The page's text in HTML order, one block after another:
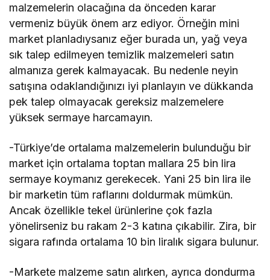
malzemelerin olacağına da önceden karar
vermeniz büyük önem arz ediyor. Örneğin mini
market planladıysanız eğer burada un, yağ veya
sık talep edilmeyen temizlik malzemeleri satın
almanıza gerek kalmayacak. Bu nedenle neyin
satışına odaklandığınızı iyi planlayın ve dükkanda
pek talep olmayacak gereksiz malzemelere
yüksek sermaye harcamayın.
-Türkiye’de ortalama malzemelerin bulunduğu bir
market için ortalama toptan mallara 25 bin lira
sermaye koymanız gerekecek. Yani 25 bin lira ile
bir marketin tüm raflarını doldurmak mümkün.
Ancak özellikle tekel ürünlerine çok fazla
yönelirseniz bu rakam 2-3 katına çıkabilir. Zira, bir
sigara rafında ortalama 10 bin liralık sigara bulunur.
-Markete malzeme satın alırken, ayrıca dondurma